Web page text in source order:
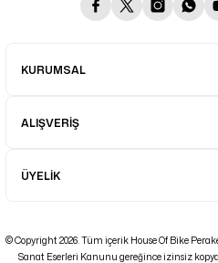
KURUMSAL
ALIŞVERİŞ
ÜYELİK
© Copyright 2026. Tüm içerik House Of Bike
Sanat Eserleri Kanunu gereğince izinsiz